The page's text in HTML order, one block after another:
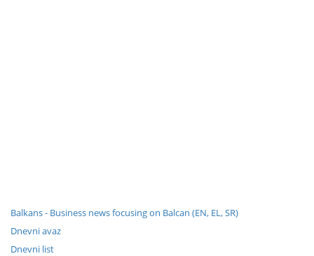
Balkans - Business news focusing on Balcan (EN, EL, SR)
Dnevni avaz
Dnevni list